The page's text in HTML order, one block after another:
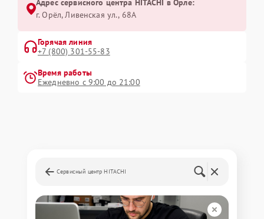
Адрес сервисного центра HITACHI в Орле:
г. Орёл, Ливенская ул., 68А
Горячая линия
+7 (800) 301-55-83
Время работы
Ежедневно с 9:00 до 21:00
Сервисный центр HITACHI